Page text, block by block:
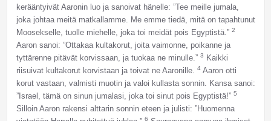
kerääntyivät Aaronin luo ja sanoivat hänelle: ”Tee meille jumala,
joka johtaa meitä matkallamme. Me emme tiedä, mitä on tapahtunut
Moosekselle, tuolle miehelle, joka toi meidät pois Egyptistä.” 2
Aaron sanoi: ”Ottakaa kultakorut, joita vaimonne, poikanne ja
tyttärenne pitävät korvissaan, ja tuokaa ne minulle.” 3
Kaikki
riisuivat kultakorut korvistaan ja toivat ne Aaronille. 4Aaron otti
korut vastaan, valmisti muotin ja valoi kullasta sonnin. Kansa sanoi:
”Israel, tämä on sinun jumalasi, joka toi sinut pois Egyptistä!” 5
Silloin Aaron rakensi alttarin sonnin eteen ja julisti: ”Huomenna
6